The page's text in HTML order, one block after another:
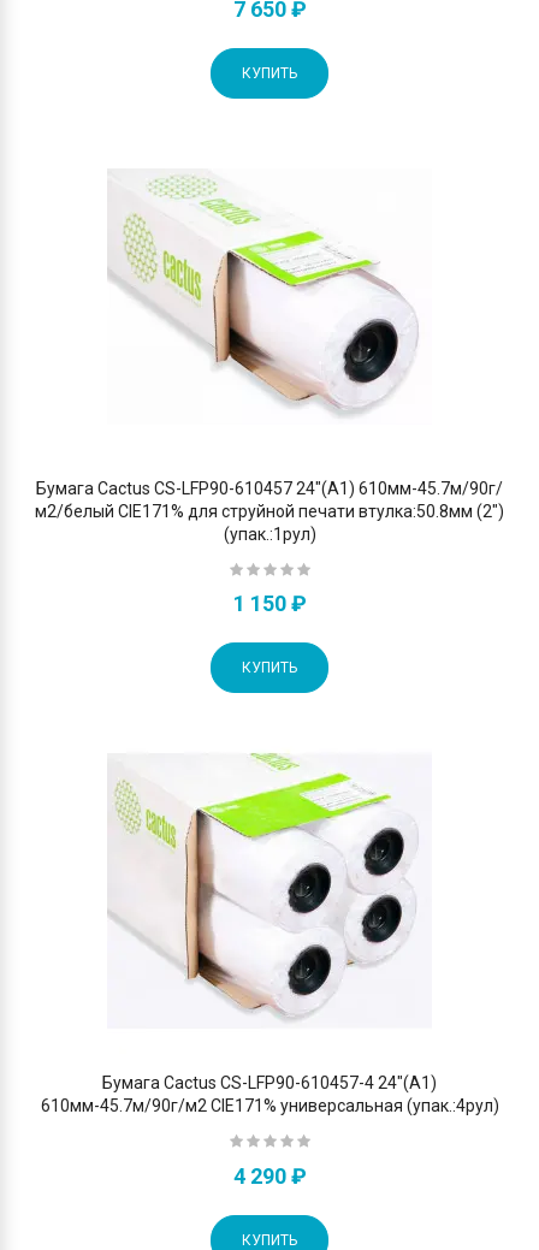
7 650 ₽
КУПИТЬ
Бумага Cactus CS-LFP90-610457 24"(A1) 610мм-45.7м/90г/
м2/белый CIE171% для струйной печати втулка:50.8мм (2")
(упак.:1рул)
1 150 ₽
КУПИТЬ
Бумага Cactus CS-LFP90-610457-4 24"(A1)
610мм-45.7м/90г/м2 CIE171% универсальная (упак.:4рул)
4 290 ₽
КУПИТЬ